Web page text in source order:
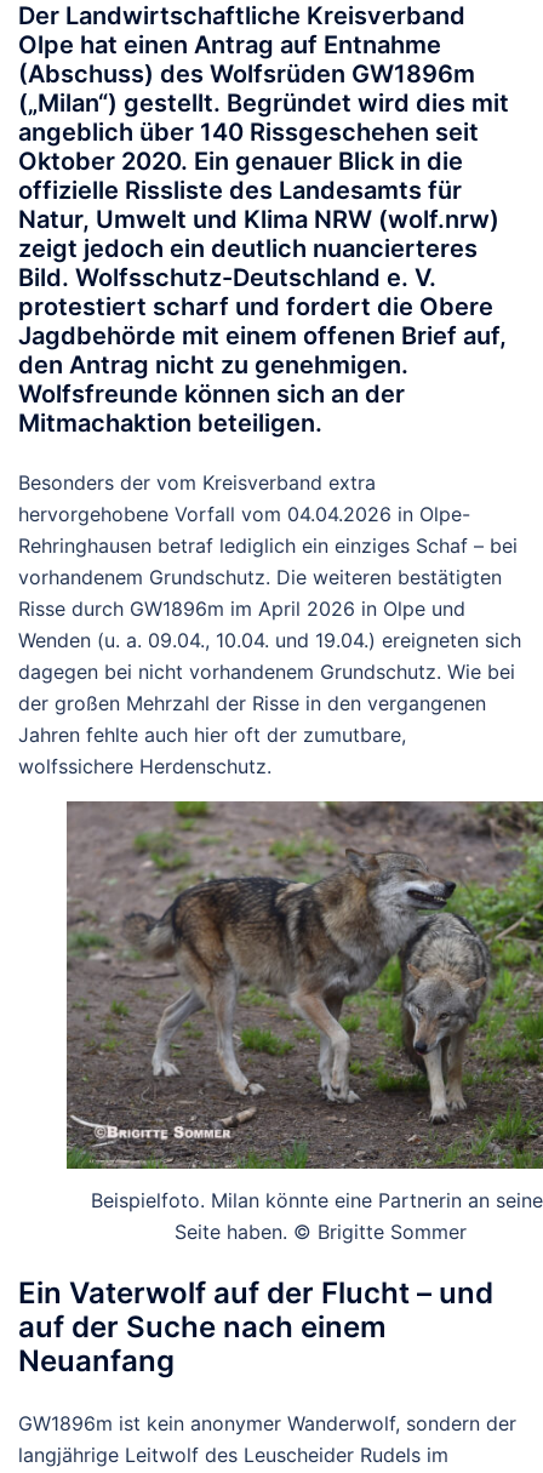
Der Landwirtschaftliche Kreisverband
Olpe hat einen Antrag auf Entnahme
(Abschuss) des Wolfsrüden GW1896m
(„Milan“) gestellt. Begründet wird dies mit
angeblich über 140 Rissgeschehen seit
Oktober 2020. Ein genauer Blick in die
offizielle Rissliste des Landesamts für
Natur, Umwelt und Klima NRW (wolf.nrw)
zeigt jedoch ein deutlich nuancierteres
Bild. Wolfsschutz-Deutschland e. V.
protestiert scharf und fordert die Obere
Jagdbehörde mit einem offenen Brief auf,
den Antrag nicht zu genehmigen.
Wolfsfreunde können sich an der
Mitmachaktion beteiligen.
Besonders der vom Kreisverband extra
hervorgehobene Vorfall vom 04.04.2026 in Olpe-
Rehringhausen betraf lediglich ein einziges Schaf – bei
vorhandenem Grundschutz. Die weiteren bestätigten
Risse durch GW1896m im April 2026 in Olpe und
Wenden (u. a. 09.04., 10.04. und 19.04.) ereigneten sich
dagegen bei nicht vorhandenem Grundschutz. Wie bei
der großen Mehrzahl der Risse in den vergangenen
Jahren fehlte auch hier oft der zumutbare,
wolfssichere Herdenschutz.
Beispielfoto. Milan könnte eine Partnerin an
Seite haben. © Brigitte Sommer
Ein Vaterwolf auf der Flucht – und
auf der Suche nach einem
Neuanfang
GW1896m ist kein anonymer Wanderwolf, sondern der
langjährige Leitwolf des Leuscheider Rudels im